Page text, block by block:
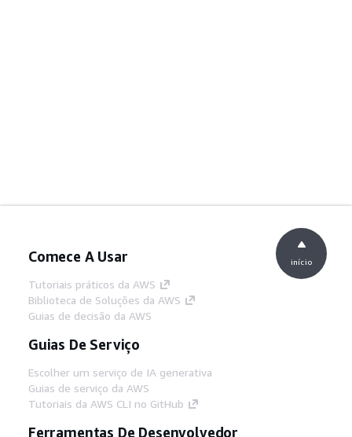
Comece A Usar
Tutoriais práticos da AWS
Biblioteca de Soluções da AWS
Guias de decisão da AWS
Guias De Serviço
Escolher um serviço de IA generativa
Guias de serviço da AWS
Tutoriais da AWS CLI no GitHub
Ferramentas De Desenvolvedor
início